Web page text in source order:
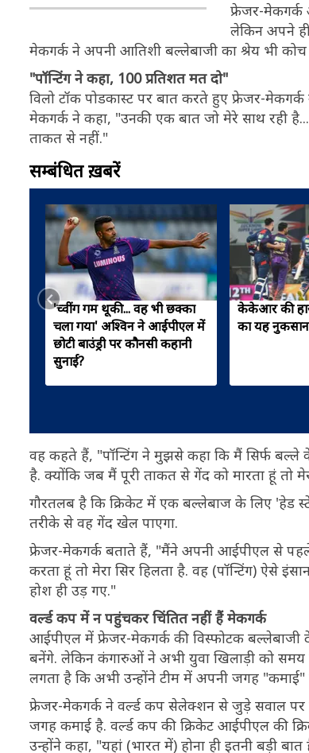
फ्रेजर-मेकगर्क
लेकिन अपने
मेकगर्क ने अपनी आतिशी बल्लेबाजी का श्रेय भी कोच
"पॉन्टिंग ने कहा, 100 प्रतिशत मत दो"
विलो टॉक पोडकास्ट पर बात करते हुए फ्रेजर-
मेकगर्क ने कहा, "उनकी एक बात जो मेरे साथ रही
ताकत से नहीं."
सम्बंधित ख़बरें
'च्वींग गम थूकी... वह भी छक्का
चला गया' अश्विन ने आईपीएल में
छोटी बाउंड्री पर कौनसी कहानी
सुनाई?
केकेआर की
का यह
वह कहते हैं, "पॉन्टिंग ने मुझसे कहा कि मैं सिर्फ
है. क्योंकि जब मैं पूरी ताकत से गेंद को मारता हूं तो
गौरतलब है कि क्रिकेट में एक बल्लेबाज के लिए 'हेड
तरीके से वह गेंद खेल पाएगा.
फ्रेजर-मेकगर्क बताते हैं, "मैंने अपनी आईपीएल से
करता हूं तो मेरा सिर हिलता है. वह (पॉन्टिंग) ऐसे
होश ही उड़ गए."
वर्ल्ड कप में न पहुंचकर चिंतित नहीं हैं मेकगर्क
आईपीएल में फ्रेजर-मेकगर्क की विस्फोटक बल्लेबाजी
बनेंगे. लेकिन कंगारुओं ने अभी युवा खिलाड़ी को
लगता है कि अभी उन्होंने टीम में अपनी जगह "कमाई"
फ्रेजर-मेकगर्क ने वर्ल्ड कप सेलेक्शन से जुड़े सवाल पर
जगह कमाई है. वर्ल्ड कप की क्रिकेट आईपीएल की
उन्होंने कहा, "यहां (भारत में) होना ही इतनी बड़ी